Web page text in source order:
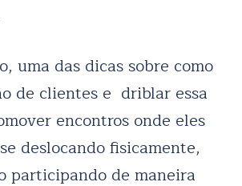
uma das dicas sobre como
de clientes e driblar essa
encontros onde eles
deslocando fisicamente,
participando de maneira